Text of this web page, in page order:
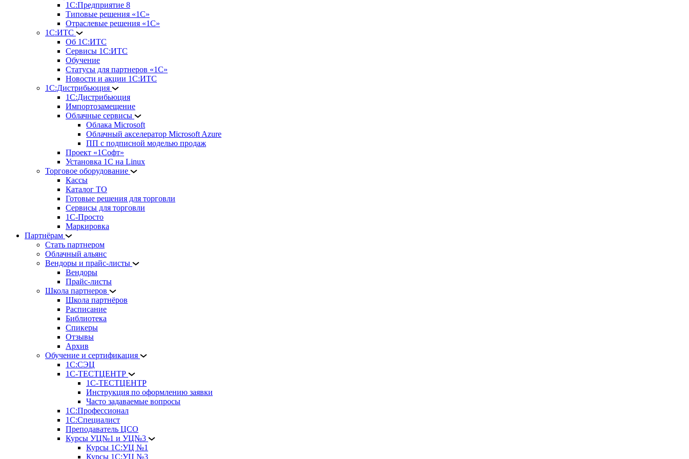
1С:Предприятие 8
Типовые решения «1С»
Отраслевые решения «1С»
1С:ИТС
Об 1С:ИТС
Сервисы 1С:ИТС
Обучение
Статусы для партнеров «1С»
Новости и акции 1С:ИТС
1С:Дистрибьюция
1С:Дистрибьюция
Импортозамещение
Облачные сервисы
Облака Microsoft
Облачный акселератор Microsoft Azure
ПП с подписной моделью продаж
Проект «1Софт»
Установка 1С на Linux
Торговое оборудование
Кассы
Каталог ТО
Готовые решения для торговли
Сервисы для торговли
1С-Просто
Маркировка
Партнёрам
Стать партнером
Облачный альянс
Вендоры и прайс-листы
Вендоры
Прайс-листы
Школа партнеров
Школа партнёров
Расписание
Библиотека
Спикеры
Отзывы
Архив
Обучение и сертификация
1С:СЭЦ
1С-ТЕСТЦЕНТР
1С-ТЕСТЦЕНТР
Инструкция по оформлению заявки
Часто задаваемые вопросы
1С:Профессионал
1С:Специалист
Преподаватель ЦСО
Курсы УЦ№1 и УЦ№3
Курсы 1С:УЦ №1
Курсы 1С:УЦ №3